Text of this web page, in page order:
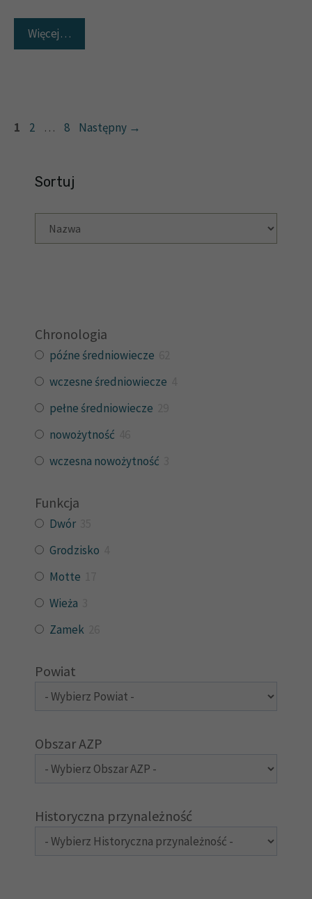
Więcej…
Strona
1 Strona
2 … Strona
8 Następny →
Sortuj
Chronologia
późne średniowiecze
wczesne średniowiecze
pełne średniowiecze
nowożytność
wczesna nowożytność
Funkcja
Dwór
Grodzisko
Motte
Wieża
Zamek
Powiat
Obszar AZP
Historyczna przynależność